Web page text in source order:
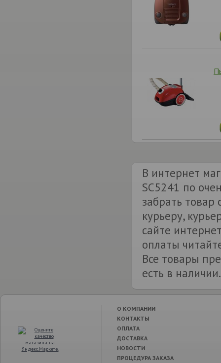
В интернет
SC5241 по
забрать
курьеру,
сайте
оплаты
Все товары
есть в наличии.
О КОМПАНИИ
КОНТАКТЫ
ОПЛАТА
ДОСТАВКА
НОВОСТИ
ПРОЦЕДУРА ЗАКАЗА